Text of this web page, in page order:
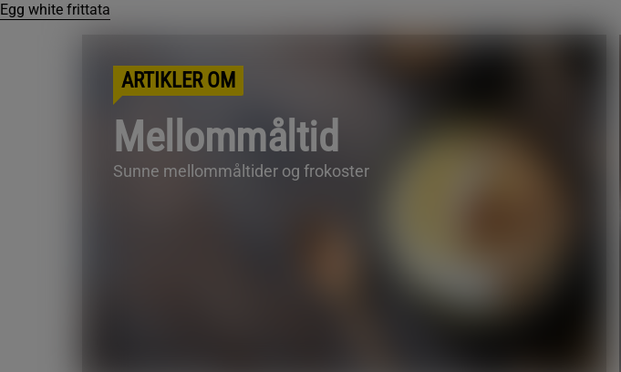
Egg white frittata
ARTIKLER OM
Mellommåltid
Sunne mellommåltider og frokoster